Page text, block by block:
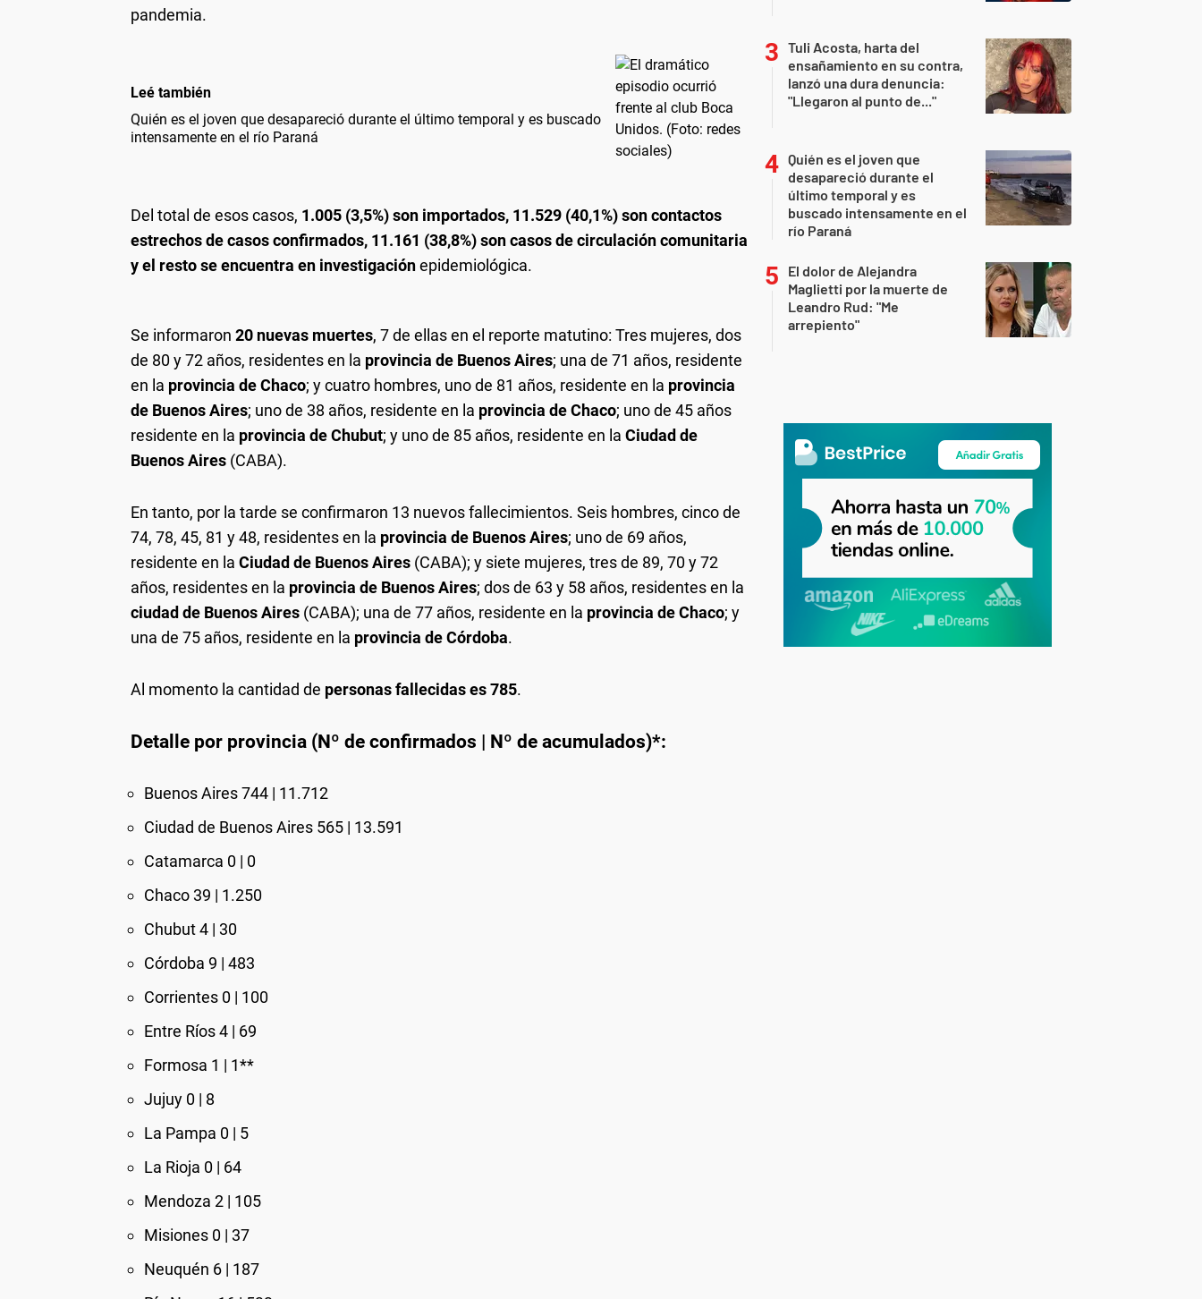
pandemia.
Leé también
Quién es el joven que desapareció durante el último temporal y es buscado
intensamente en el río Paraná
Del total de esos casos, 1.005 (3,5%) son importados, 11.529 (40,1%) son contactos
estrechos de casos confirmados, 11.161 (38,8%) son casos de circulación comunitaria
y el resto se encuentra en investigaciónepidemiológica.
Se informaron 20 nuevas muertes, 7 de ellas en el reporte matutino: Tres mujeres, dos
de 80 y 72 años, residentes en la provincia de Buenos Aires; una de 71 años, residente
en la provincia de Chaco; y cuatro hombres, uno de 81 años, residente en la provincia
de Buenos Aires; uno de 38 años, residente en la provincia de Chaco; uno de 45 años
residente en la provincia de Chubut; y uno de 85 años, residente en la Ciudad de
Buenos Aires (CABA).
En tanto, por la tarde se confirmaron 13 nuevos fallecimientos. Seis hombres, cinco de
74, 78, 45, 81 y 48, residentes en la provincia de Buenos Aires; uno de 69 años,
residente en la Ciudad de Buenos Aires (CABA); y siete mujeres, tres de 89, 70 y 72
años, residentes en la provincia de Buenos Aires; dos de 63 y 58 años, residentes en la
ciudad de Buenos Aires (CABA); una de 77 años, residente en la provincia de Chaco; y
una de 75 años, residente en la provincia de Córdoba.
Al momento la cantidad de personas fallecidas es 785.
Detalle por provincia (Nº de confirmados | Nº de acumulados)*:
Buenos Aires 744 | 11.712
Ciudad de Buenos Aires 565 | 13.591
Catamarca 0 | 0
Chaco 39 | 1.250
Chubut 4 | 30
Córdoba 9 | 483
Corrientes 0 | 100
Entre Ríos 4 | 69
Formosa 1 | 1**
Jujuy 0 | 8
La Pampa 0 | 5
La Rioja 0 | 64
Mendoza 2 | 105
Misiones 0 | 37
Neuquén 6 | 187
Tuli Acosta, harta del
ensañamiento en su contra,
lanzó una dura denuncia:
"Llegaron al punto de..."
Quién es el joven que
desapareció durante el
último temporal y es
buscado intensamente en el
río Paraná
El dolor de Alejandra
Maglietti por la muerte de
Leandro Rud: "Me
arrepiento"